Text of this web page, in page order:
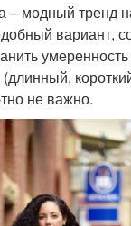
– модный тренд
вариант,
умеренность
не важно.